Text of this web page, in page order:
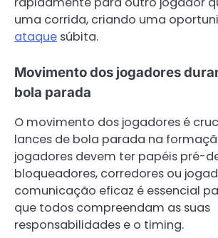
uma corrida, criando uma
ataque súbita.
Movimento dos jogadores
bola parada
O movimento dos jogadores é
lances de bola parada na
jogadores devem ter papéis pré-
bloqueadores, corredores ou
comunicação eficaz é essencial
que todos compreendam as suas
responsabilidades e o timing.